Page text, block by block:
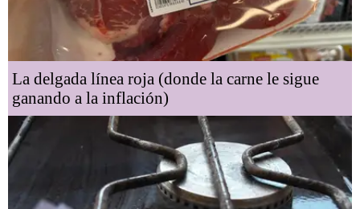
La delgada línea roja (donde la carne le sigue
ganando a la inflación)